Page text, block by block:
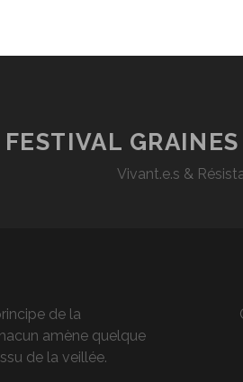
FESTIVAL
Vivant.e.s &
de la
amène quelque
de la veillée.